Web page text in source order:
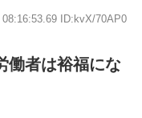
08:16:53.69 ID:kvX/70AP0
働者は裕福にな